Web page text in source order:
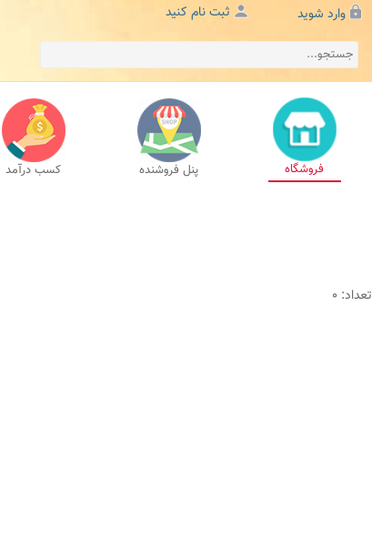
وارد شوید ثبت نام کنید
فروشگاه پنل فروشنده کسب درآمد
تعداد: 0